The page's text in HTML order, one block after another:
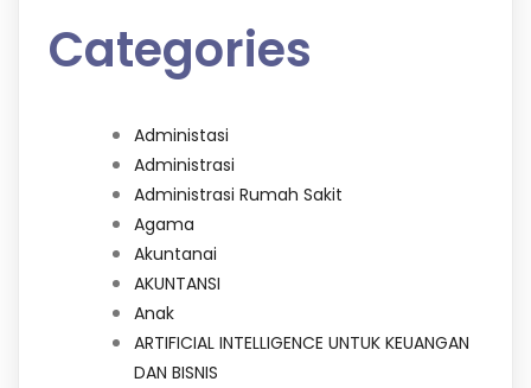
Categories
Administasi
Administrasi
Administrasi Rumah Sakit
Agama
Akuntanai
AKUNTANSI
Anak
ARTIFICIAL INTELLIGENCE UNTUK KEUANGAN
DAN BISNIS